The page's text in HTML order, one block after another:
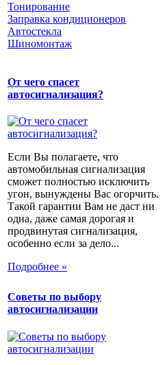
Тонирование
Заправка кондиционеров
Автостекла
Шиномонтаж
От чего спасет
автосигнализация?
Если Вы полагаете, что
автомобильная сигнализация
сможет полностью исключить
угон, вынуждены Вас огорчить.
Такой гарантии Вам не даст ни
одна, даже самая дорогая и
продвинутая сигнализация,
особенно если за дело...
Подробнее »
Советы по выбору
автосигнализации